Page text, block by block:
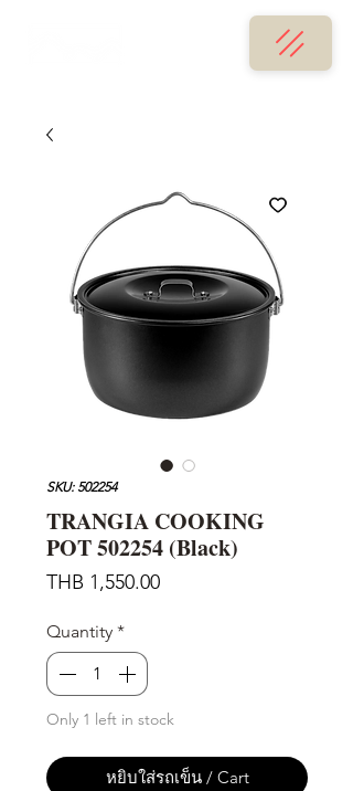
SKU: 502254
TRANGIA COOKING
POT 502254 (Black)
THB 1,550.00Price
Quantity *
Only 1 left in stock
หยิบใส่รถเข็น / Cart